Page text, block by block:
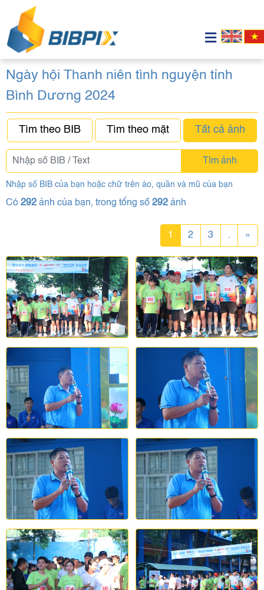
Ngày hội Thanh niên tình nguyện tỉnh
Bình Dương 2024
Tìm theo BIB Tìm theo mặt Tất cả ảnh
Tìm ảnh
Nhập số BIB của bạn hoặc chữ trên áo, quần và mũ của bạn
Có 292 ảnh của bạn, trong tổng số 292 ảnh
1 2 3 . »